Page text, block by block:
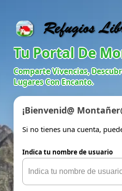
Tu Portal De
Comparte Vivencias,
Lugares Con Encanto.
¡Bienvenid@
Si no tienes una cuenta,
Indica tu nombre de usuario